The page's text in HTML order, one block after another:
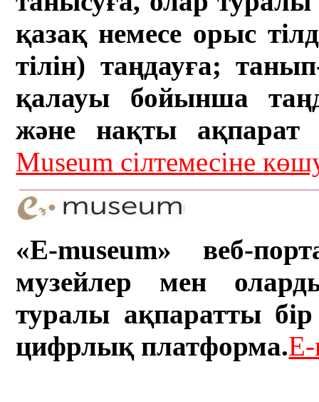
қазақ немесе орыс
тілін) таңдауға;
қалауы бойынша
және нақты ақпарат
Museum сілтемесіне
«E-museum» веб-
музейлер мен
туралы ақпаратты бір
цифрлық платформа.